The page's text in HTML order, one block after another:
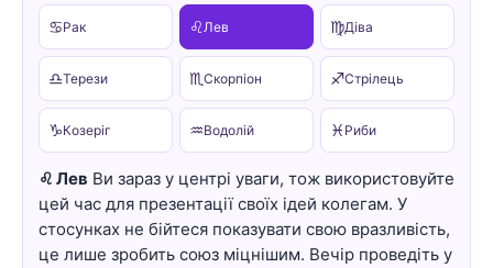
♋Рак ♌ Лев ♍Діва
♎Терези ♏Скорпіон ♐Стрілець
♑Козеріг ♒Водолій ♓ Риби
♌ Лев Ви зараз у центрі уваги, тож використовуйте
цей час для презентації своїх ідей колегам. У
стосунках не бійтеся показувати свою вразливість,
це лише зробить союз міцнішим. Вечір проведіть у